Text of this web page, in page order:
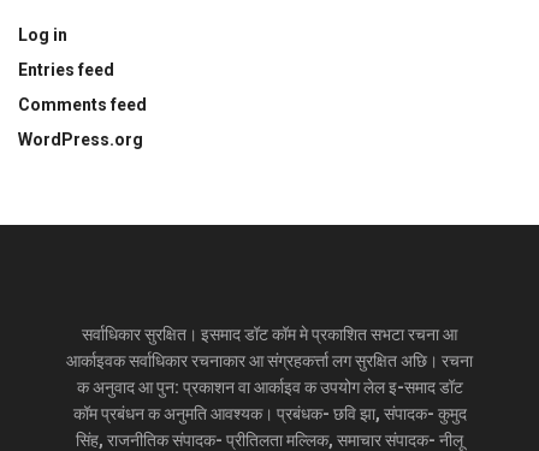
Log in
Entries feed
Comments feed
WordPress.org
सर्वाधिकार सुरक्षित। इसमाद डॉट कॉम मे प्रकाशित सभटा रचना आ
आर्काइवक सर्वाधिकार रचनाकार आ संग्रहकर्त्ता लग सुरक्षित अछि। रचना
क अनुवाद आ पुन: प्रकाशन वा आर्काइव क उपयोग लेल इ-समाद डॉट
कॉम प्रबंधन क अनुमति आवश्यक। प्रबंधक- छवि झा, संपादक- कुमुद
सिंह, राजनीतिक संपादक- प्रीतिलता मल्लिक, समाचार संपादक- नीलू